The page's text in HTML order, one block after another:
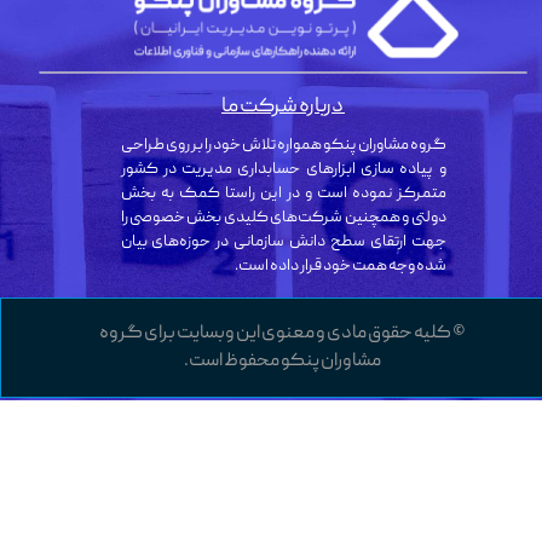
© کلیه حقوق مادی و معنوی این وبسایت برای گروه
مشاوران پنکو محفوظ است.
گروه مشاوران پنکو همواره تلاش خود را بر روی طراحی
و پیاده سازی ابزارهای حسابداری مدیریت در کشور
متمرکز نموده است و در این راستا کمک به بخش
دولتی و همچنین شرکت‌های کلیدی بخش خصوصی را
جهت ارتقای سطح دانش سازمانی در حوزه‌های بیان
شده وجه همت خود قرار داده است.
درباره شرکت ما